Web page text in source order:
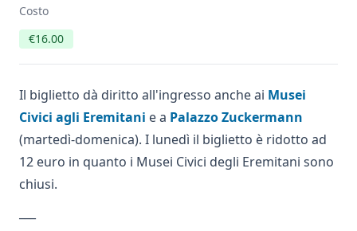
Costo
€16.00
Il biglietto dà diritto all'ingresso anche ai Musei
Civici agli Eremitani e a Palazzo Zuckermann
(martedì-domenica). I lunedì il biglietto è ridotto ad
12 euro in quanto i Musei Civici degli Eremitani sono
chiusi.